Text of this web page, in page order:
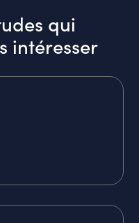
qui
intéresser